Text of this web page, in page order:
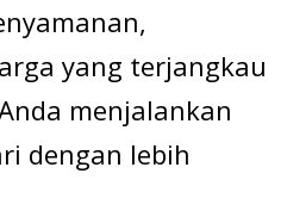
yang terjangkau
menjalankan
dengan lebih